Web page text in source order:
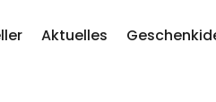
Aktuelles